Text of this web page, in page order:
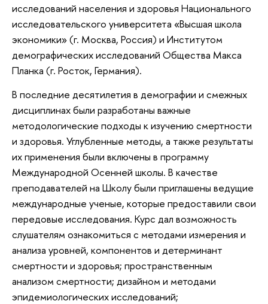
исследований населения и здоровья Национального
исследовательского университета «Высшая школа
экономики» (г. Москва, Россия) и Институтом
демографических исследований Общества Макса
Планка (г. Росток, Германия).
В последние десятилетия в демографии и смежных
дисциплинах были разработаны важные
методологические подходы к изучению смертности
и здоровья. Углубленные методы, а также результаты
их применения были включены в программу
Международной Осенней школы. В качестве
преподавателей на Школу были приглашены ведущие
международные ученые, которые предоставили свои
передовые исследования. Курс дал возможность
слушателям ознакомиться с методами измерения и
анализа уровней, компонентов и детерминант
смертности и здоровья; пространственным
анализом смертности; дизайном и методами
эпидемиологических исследований;